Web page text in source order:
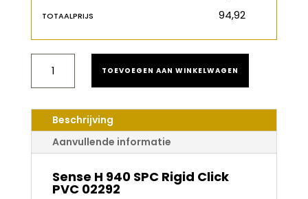
TOTAALPRIJS
940
RIGID
02292
TOEVOEGEN AAN WINKELWAGEN
Beschrijving
Aanvullende informatie
Sense H 940 SPC Rigid Click
PVC 02292